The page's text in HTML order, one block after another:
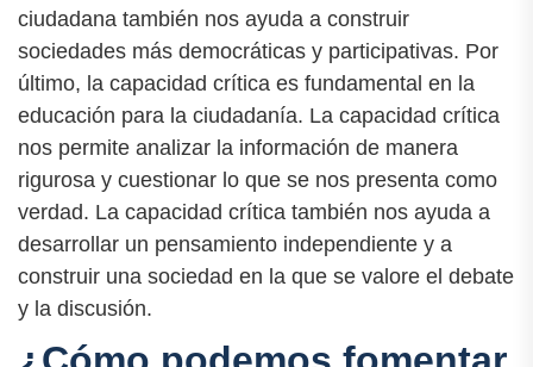
ciudadana también nos ayuda a construir
sociedades más democráticas y participativas. Por
último, la capacidad crítica es fundamental en la
educación para la ciudadanía. La capacidad crítica
nos permite analizar la información de manera
rigurosa y cuestionar lo que se nos presenta como
verdad. La capacidad crítica también nos ayuda a
desarrollar un pensamiento independiente y a
construir una sociedad en la que se valore el debate
y la discusión.